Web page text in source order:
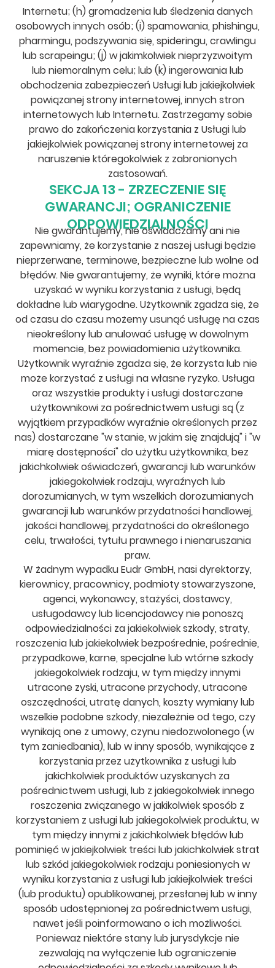
Internetu; (h) gromadzenia lub śledzenia danych
osobowych innych osób; (i) spamowania, phishingu,
pharmingu, podszywania się, spideringu, crawlingu
lub scrapeingu; (j) w jakimkolwiek nieprzyzwoitym
lub niemoralnym celu; lub (k) ingerowania lub
obchodzenia zabezpieczeń Usługi lub jakiejkolwiek
powiązanej strony internetowej, innych stron
internetowych lub Internetu. Zastrzegamy sobie
prawo do zakończenia korzystania z Usługi lub
jakiejkolwiek powiązanej strony internetowej za
naruszenie któregokolwiek z zabronionych
zastosowań.
SEKCJA 13 - ZRZECZENIE SIĘ
GWARANCJI; OGRANICZENIE
ODPOWIEDZIALNOŚCI
Nie gwarantujemy, nie oświadczamy ani nie
zapewniamy, że korzystanie z naszej usługi będzie
nieprzerwane, terminowe, bezpieczne lub wolne od
błędów. Nie gwarantujemy, że wyniki, które można
uzyskać w wyniku korzystania z usługi, będą
dokładne lub wiarygodne. Użytkownik zgadza się, że
od czasu do czasu możemy usunąć usługę na czas
nieokreślony lub anulować usługę w dowolnym
momencie, bez powiadomienia użytkownika.
Użytkownik wyraźnie zgadza się, że korzysta lub nie
może korzystać z usługi na własne ryzyko. Usługa
oraz wszystkie produkty i usługi dostarczane
użytkownikowi za pośrednictwem usługi są (z
wyjątkiem przypadków wyraźnie określonych przez
nas) dostarczane "w stanie, w jakim się znajdują" i "w
miarę dostępności" do użytku użytkownika, bez
jakichkolwiek oświadczeń, gwarancji lub warunków
jakiegokolwiek rodzaju, wyraźnych lub
dorozumianych, w tym wszelkich dorozumianych
gwarancji lub warunków przydatności handlowej,
jakości handlowej, przydatności do określonego
celu, trwałości, tytułu prawnego i nienaruszania
praw.
W żadnym wypadku Eudr GmbH, nasi dyrektorzy,
kierownicy, pracownicy, podmioty stowarzyszone,
agenci, wykonawcy, stażyści, dostawcy,
usługodawcy lub licencjodawcy nie ponoszą
odpowiedzialności za jakiekolwiek szkody, straty,
roszczenia lub jakiekolwiek bezpośrednie, pośrednie,
przypadkowe, karne, specjalne lub wtórne szkody
jakiegokolwiek rodzaju, w tym między innymi
utracone zyski, utracone przychody, utracone
oszczędności, utratę danych, koszty wymiany lub
wszelkie podobne szkody, niezależnie od tego, czy
wynikają one z umowy, czynu niedozwolonego (w
tym zaniedbania), lub w inny sposób, wynikające z
korzystania przez użytkownika z usługi lub
jakichkolwiek produktów uzyskanych za
pośrednictwem usługi, lub z jakiegokolwiek innego
roszczenia związanego w jakikolwiek sposób z
korzystaniem z usługi lub jakiegokolwiek produktu, w
tym między innymi z jakichkolwiek błędów lub
pominięć w jakiejkolwiek treści lub jakichkolwiek strat
lub szkód jakiegokolwiek rodzaju poniesionych w
wyniku korzystania z usługi lub jakiejkolwiek treści
(lub produktu) opublikowanej, przesłanej lub w inny
sposób udostępnionej za pośrednictwem usługi,
nawet jeśli poinformowano o ich możliwości.
Ponieważ niektóre stany lub jurysdykcje nie
zezwalają na wyłączenie lub ograniczenie